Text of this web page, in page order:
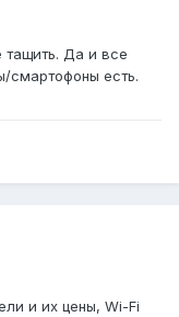
тащить. Да и все
смартофоны есть.
и их цены, Wi-Fi